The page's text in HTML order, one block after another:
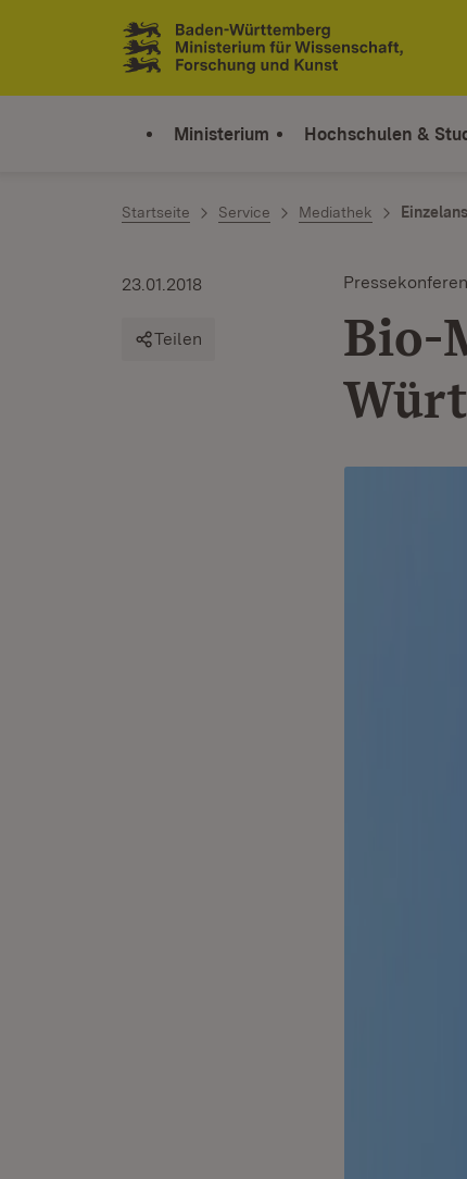
Zum Inhalt springen
Link zur Startseite
Ministerium Hochschulen &
Startseite Service Mediathek
Bio-
23.01.2018
Teilen